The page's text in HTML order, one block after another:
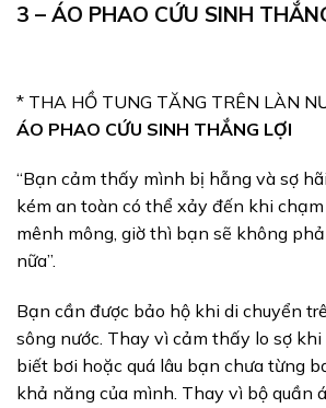
3 – ÁO PHAO CỨU SINH
* THA HỒ TUNG TĂNG TRÊN LÀN
ÁO PHAO CỨU SINH THẮNG LỢI
“Bạn cảm thấy mình bị hẫng và sợ
kém an toàn có thể xảy đến khi
mênh mông, giờ thì bạn sẽ không
nữa”.
Bạn cần được bảo hộ khi di chuyển
sông nước. Thay vì cảm thấy lo sợ
biết bơi hoặc quá lâu bạn chưa từng
khả năng của mình. Thay vì bộ quần